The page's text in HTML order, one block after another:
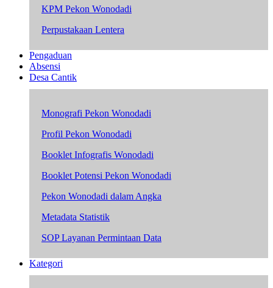
KPM Pekon Wonodadi
Perpustakaan Lentera
Pengaduan
Absensi
Desa Cantik
Monografi Pekon Wonodadi
Profil Pekon Wonodadi
Booklet Infografis Wonodadi
Booklet Potensi Pekon Wonodadi
Pekon Wonodadi dalam Angka
Metadata Statistik
SOP Layanan Permintaan Data
Kategori